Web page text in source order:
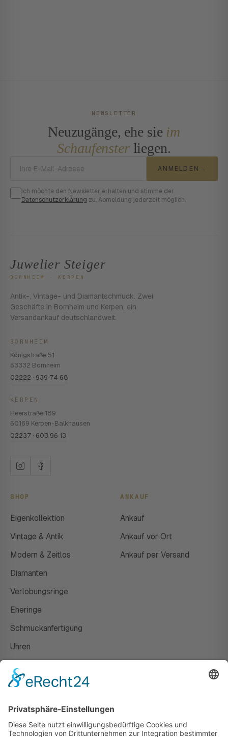
NEWSLETTER
Neuzugänge, ehe sie im
Schaufensterliegen.
ANMELDEN →
Ich möchte den Newsletter erhalten und stimme der
Datenschutzerklärung zu. Abmeldung jederzeit möglich.
Juwelier Steiger
BORNHEIM · KERPEN
Antik-, Vintage- und Diamantschmuck. Zwei
Geschäfte in Bornheim und Kerpen, ein
Versandankauf deutschlandweit.
BORNHEIM
Königstraße 51
53332 Bornheim
02222 · 939 74 68
KERPEN
Heerstraße 189
50169 Kerpen-Balkhausen
02237 · 603 96 13
SHOP
Eigenkollektion
Vintage & Antik
Modern & Zeitlos
Diamanten
Verlobungsringe
Eheringe
Schmuckanfertigung
Uhren
ANKAUF
Ankauf
Ankauf vor Ort
Ankauf per Versand
Susanne Steiger